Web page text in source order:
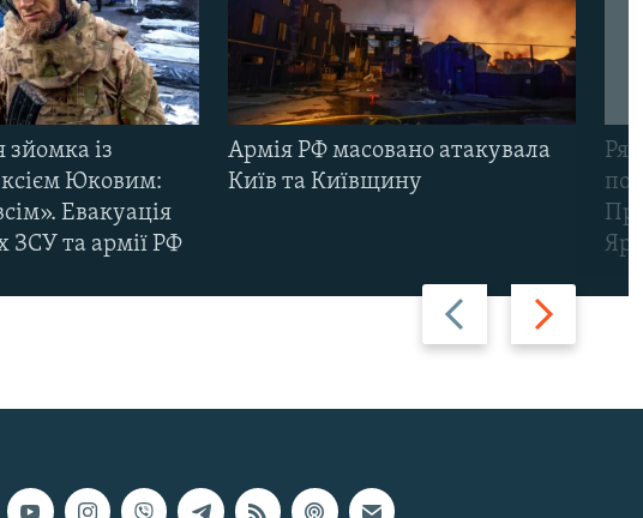
Назад Вперед
із
Юковим:
Евакуація
ЗСУ та армії РФ
Армія РФ масовано атакувала
Київ та Київщину